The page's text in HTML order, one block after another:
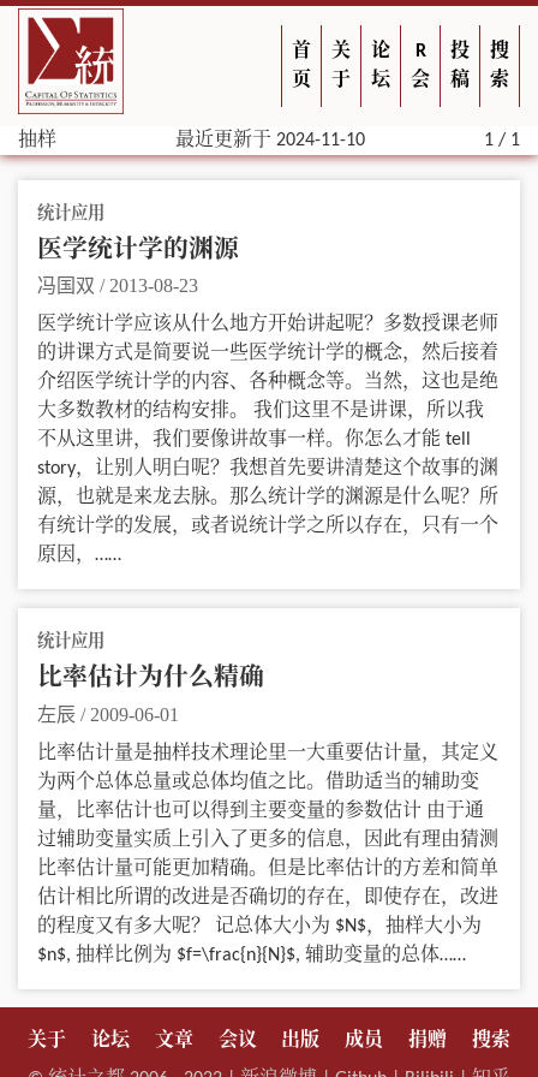
首
页
关
于
论
坛
R
会
投
稿
搜
索
抽样 最近更新于 2024-11-10 1 / 1
统计应用
医学统计学的渊源
冯国双 / 2013-08-23
医学统计学应该从什么地方开始讲起呢？多数授课老师
的讲课方式是简要说一些医学统计学的概念，然后接着
介绍医学统计学的内容、各种概念等。当然，这也是绝
大多数教材的结构安排。 我们这里不是讲课，所以我
不从这里讲，我们要像讲故事一样。你怎么才能 tell
story，让别人明白呢？我想首先要讲清楚这个故事的渊
源，也就是来龙去脉。那么统计学的渊源是什么呢？所
有统计学的发展，或者说统计学之所以存在，只有一个
原因，……
统计应用
比率估计为什么精确
左辰 / 2009-06-01
比率估计量是抽样技术理论里一大重要估计量，其定义
为两个总体总量或总体均值之比。借助适当的辅助变
量，比率估计也可以得到主要变量的参数估计 由于通
过辅助变量实质上引入了更多的信息，因此有理由猜测
比率估计量可能更加精确。但是比率估计的方差和简单
估计相比所谓的改进是否确切的存在，即使存在，改进
的程度又有多大呢？ 记总体大小为 $N$，抽样大小为
$n$, 抽样比例为 $f=\frac{n}{N}$, 辅助变量的总体……
关于 论坛 文章 会议 出版 成员 捐赠
搜索